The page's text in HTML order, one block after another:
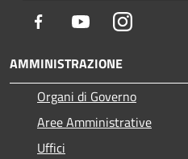
Facebook YoutubeInstagram
AMMINISTRAZIONE
Organi di Governo
Aree Amministrative
Uffici